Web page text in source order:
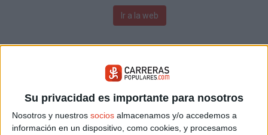
Su privacidad es importante para nosotros
Nosotros y nuestros socios almacenamos y/o accedemos a
información en un dispositivo, como cookies, y procesamos
Ir a la web